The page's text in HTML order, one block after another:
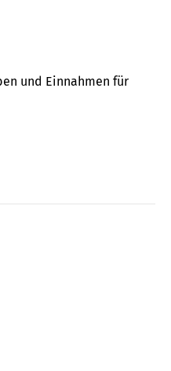
und Ein­nahmen für